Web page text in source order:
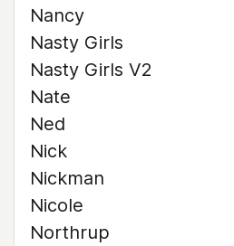
Nancy
Nasty Girls
Nasty Girls V2
Nate
Ned
Nick
Nickman
Nicole
Northrup